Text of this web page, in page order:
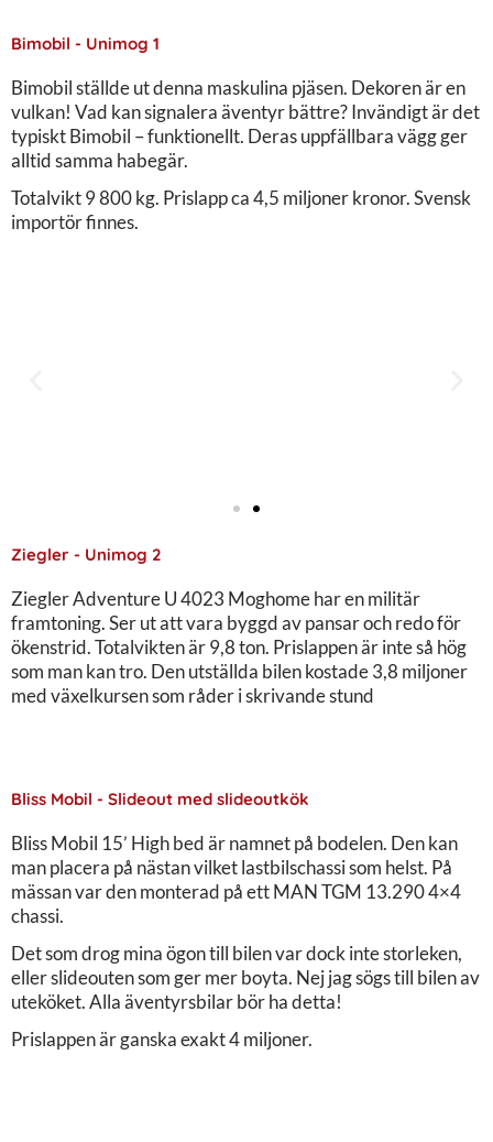
Bimobil - Unimog 1
Bimobil ställde ut denna maskulina pjäsen. Dekoren är en
vulkan! Vad kan signalera äventyr bättre? Invändigt är det
typiskt Bimobil – funktionellt. Deras uppfällbara vägg ger
alltid samma habegär.
Totalvikt 9 800 kg. Prislapp ca 4,5 miljoner kronor. Svensk
importör finnes.
Ziegler - Unimog 2
Ziegler Adventure U 4023 Moghome har en militär
framtoning. Ser ut att vara byggd av pansar och redo för
ökenstrid. Totalvikten är 9,8 ton. Prislappen är inte så hög
som man kan tro. Den utställda bilen kostade 3,8 miljoner
med växelkursen som råder i skrivande stund
Bliss Mobil - Slideout med slideoutkök
Bliss Mobil 15’ High bed är namnet på bodelen. Den kan
man placera på nästan vilket lastbilschassi som helst. På
mässan var den monterad på ett MAN TGM 13.290 4×4
chassi.
Det som drog mina ögon till bilen var dock inte storleken,
eller slideouten som ger mer boyta. Nej jag sögs till bilen av
uteköket. Alla äventyrsbilar bör ha detta!
Prislappen är ganska exakt 4 miljoner.